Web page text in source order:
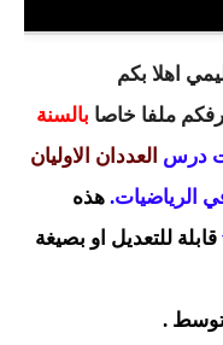
المتوسط
الاولى متوسط
الثانية متوسط
الرابعة متوسط
اهلا بكم
ملفا خاصا بالسنة
درس العددان الاوليان
. هذه
قابلة للتعديل او بصيغة